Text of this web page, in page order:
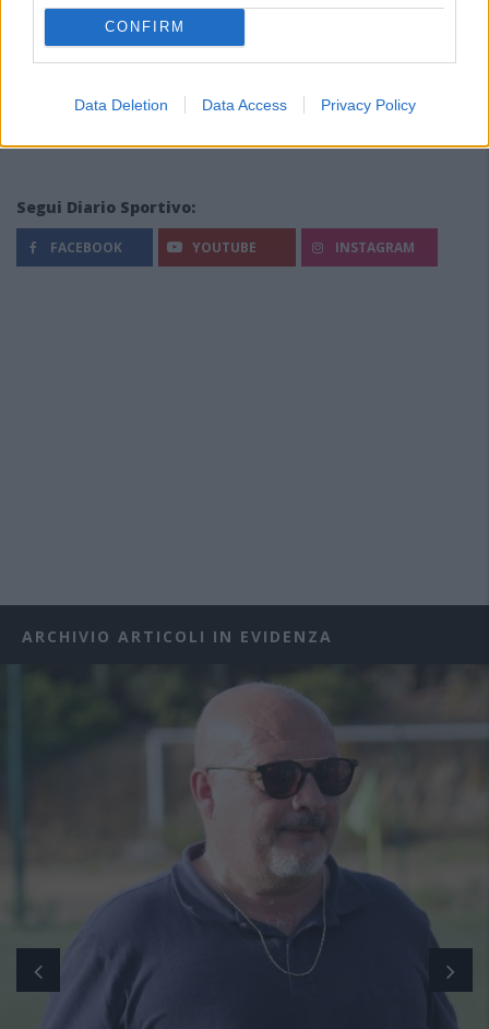
CONFIRM
Data Deletion Data Access Privacy Policy
Segui Diario Sportivo:
FACEBOOK YOUTUBE INSTAGRAM
ARCHIVIO ARTICOLI IN EVIDENZA